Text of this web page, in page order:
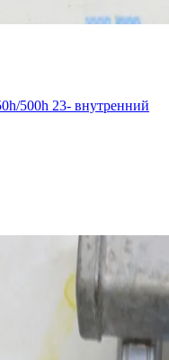
500h 23- внутренний